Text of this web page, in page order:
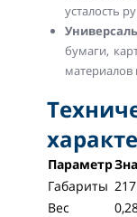
усталость
бумаги,
материалов
Параметр
Габариты
Вес